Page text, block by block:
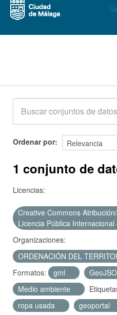
Acerca de
Ordenar por
1 conjunto de
Licencias:
Creative Commons
Licencia Pública
Organizaciones:
ORDENACIÓN DEL
Formatos:
gml
Medio ambiente
ropa usada
geoportal